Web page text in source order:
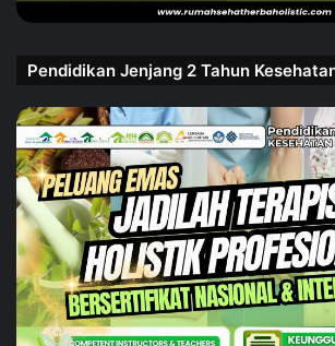
Pendidikan Jenjang 2 Tahun